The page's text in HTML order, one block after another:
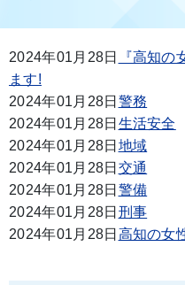
2024年01月28日
『高知の
ます!
2024年01月28日 警務
2024年01月28日 生活安全
2024年01月28日 地域
2024年01月28日 交通
2024年01月28日 警備
2024年01月28日 刑事
2024年01月28日 高知の女